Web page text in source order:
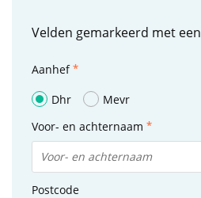
Velden gemarkeerd met een
Aanhef
Dhr
Mevr
Voor- en achternaam
Postcode